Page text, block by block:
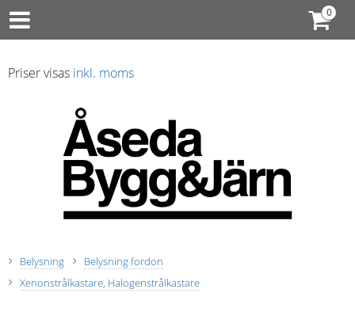
Priser visas inkl. moms
Belysning
Belysning fordon
Xenonstrålkastare, Halogenstrålkastare